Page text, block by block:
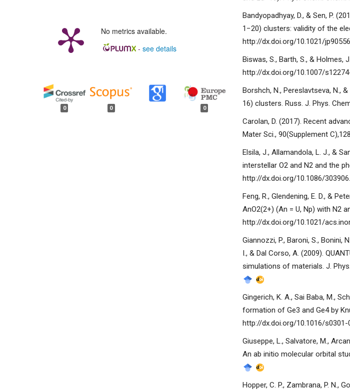
No metrics available.
- see details
0 0 0
Bandyopadhyay, D., & Sen, P.
1−20) clusters: validity of the
http://dx.doi.org/10.1021/
Biswas, S., Barth, S., & Holmes,
http://dx.doi.org/10.1007/
Borshch, N., Pereslavtseva, N.,
16) clusters. Russ. J. Phys.
Carolan, D. (2017). Recent
Mater Sci., 90(Supplement
Elsila, J., Allamandola, L. J., &
interstellar O2 and N2 and the
http://dx.doi.org/10.1086/303906.
Feng, R., Glendening, E. D., &
AnO2(2+) (An = U, Np) with N2
http://dx.doi.org/10.1021/
Giannozzi, P., Baroni, S., Bonini,
I., & Dal Corso, A. (2009).
simulations of materials. J.
Gingerich, K. A., Sai Baba, M.,
formation of Ge3 and Ge4 by
http://dx.doi.org/10.1016/s0301-
Giuseppe, L., Salvatore, M.,
An ab initio molecular orbital
Hopper, C. P., Zambrana, P. N.,